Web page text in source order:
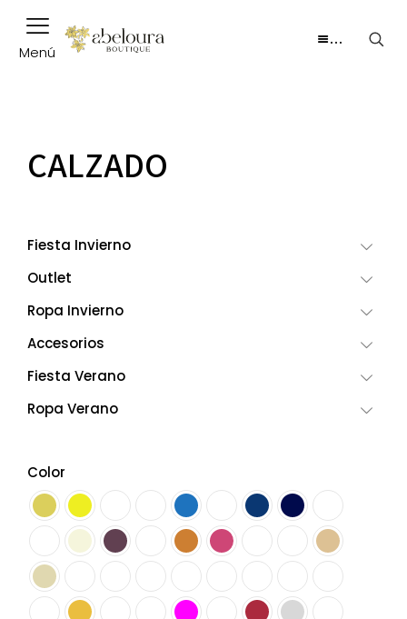
Menú
…
CALZADO
Fiesta Invierno
Outlet
Ropa Invierno
Accesorios
Fiesta Verano
Ropa Verano
Color